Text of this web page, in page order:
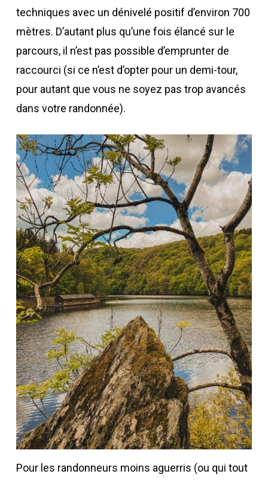
techniques avec un dénivelé positif d’environ 700
mètres. D’autant plus qu’une fois élancé sur le
parcours, il n’est pas possible d’emprunter de
raccourci (si ce n’est d’opter pour un demi-tour,
pour autant que vous ne soyez pas trop avancés
dans votre randonnée).
Pour les randonneurs moins aguerris (ou qui tout